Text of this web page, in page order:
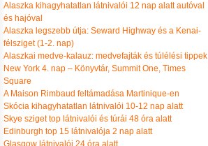
Alaszka kihagyhatatlan látnivalói 12 nap alatt autóval
és hajóval
Alaszka legszebb útja: Seward Highway és a Kenai-
félsziget (1-2. nap)
Alaszkai medve-kalauz: medvefajták és túlélési tippek
New York 4. nap – Könyvtár, Summit One, Times
Square
A Maison Rimbaud feltámadása Martinique-en
Skócia kihagyhatatlan látnivalói 10-12 nap alatt
Skye sziget top látnivalói és túrái 48 óra alatt
Edinburgh top 15 látnivalója 2 nap alatt
Glasgow látnivalói 24 óra alatt